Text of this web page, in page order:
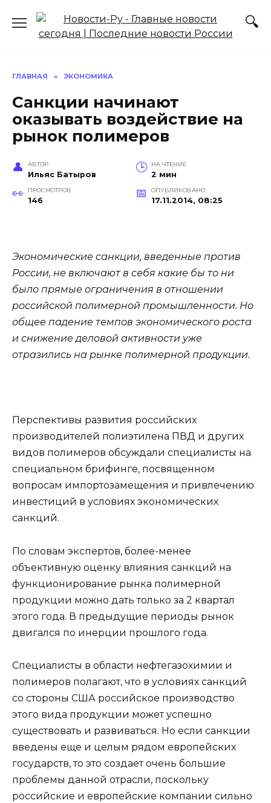
содержанию
ГЛАВНАЯ » ЭКОНОМИКА
Санкции начинают
оказывать воздействие на
рынок полимеров
АВТОР
Ильяс Батыров
НА ЧТЕНИЕ
2 мин
ПРОСМОТРОВ
146
ОПУБЛИКОВАНО
17.11.2014, 08:25
Экономические санкции, введенные против
России, не включают в себя какие бы то ни
было прямые ограничения в отношении
российской полимерной промышленности. Но
общее падение темпов экономического роста
и снижение деловой активности уже
отразились на рынке полимерной продукции.
Перспективы развития российских
производителей полиэтилена ПВД и других
видов полимеров обсуждали специалисты на
специальном брифинге, посвященном
вопросам импортозамещения и привлечению
инвестиций в условиях экономических
санкций.
По словам экспертов, более-менее
объективную оценку влияния санкций на
функционирование рынка полимерной
продукции можно дать только за 2 квартал
этого года. В предыдущие периоды рынок
двигался по инерции прошлого года.
Специалисты в области нефтегазохимии и
полимеров полагают, что в условиях санкций
со стороны США российское производство
этого вида продукции может успешно
существовать и развиваться. Но если санкции
введены еще и целым рядом европейских
государств, то это создает очень большие
проблемы данной отрасли, поскольку
российские и европейские компании сильно